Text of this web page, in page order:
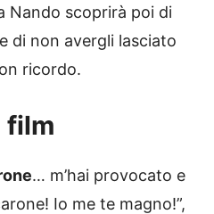
Nando scoprirà poi di
di non avergli lasciato
ricordo.
film
… m’hai provocato e
Io me te magno!”,